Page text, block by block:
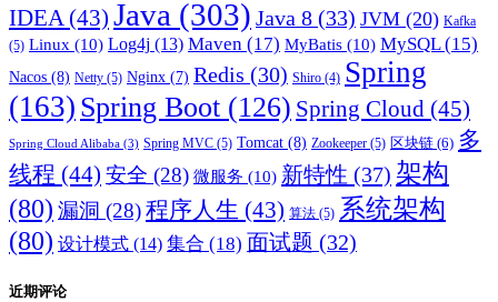
IDEA(43) Java (303) Java 8 (33) JVM (20) Kafka
(5) Linux (10) Log4j (13) Maven (17) MyBatis (10) MySQL(15)
Nacos (8) Netty (5) Nginx (7) Redis (30) Shiro (4) Spring
(163) Spring Boot (126) Spring Cloud (45)
Spring Cloud Alibaba (3) Spring MVC (5) Tomcat (8) Zookeeper (5) 区块链 (6) 多
线程 (44) 安全 (28) 微服务 (10) 新特性 (37) 架构
(80) 漏洞 (28)程序人生 (43) 算法 (5) 系统架构
(80) 设计模式 (14) 集合 (18) 面试题 (32)
近期评论